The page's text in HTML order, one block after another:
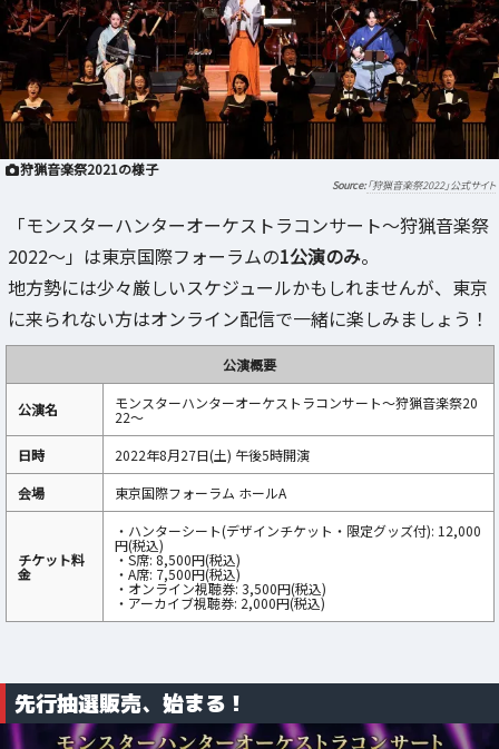
狩猟音楽祭2021の様子
「狩猟音楽祭2022」公式サイト
「モンスターハンターオーケストラコンサート～狩猟音楽祭
2022～」は東京国際フォーラムの1公演のみ。
地方勢には少々厳しいスケジュールかもしれませんが、東京
に来られない方はオンライン配信で一緒に楽しみましょう！
公演概要
公演名 モンスターハンターオーケストラコンサート～狩猟音楽祭20
22～
日時
2022年8月27日(土) 午後5時開演
会場
東京国際フォーラム ホールA
チケット料
金
・ハンターシート(デザインチケット・限定グッズ付): 12,000
円(税込)
・S席: 8,500円(税込)
・A席: 7,500円(税込)
・オンライン視聴券: 3,500円(税込)
・アーカイブ視聴券: 2,000円(税込)
先行抽選販売、始まる！